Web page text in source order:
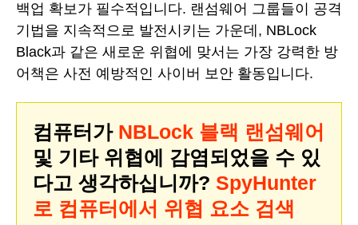
백업 확보가 필수적입니다. 랜섬웨어 그룹들이 공격
기법을 지속적으로 발전시키는 가운데, NBLock
Black과 같은 새로운 위협에 맞서는 가장 강력한 방
어책은 사전 예방적인 사이버 보안 활동입니다.
컴퓨터가 NBLock 블랙 랜섬웨어
및 기타 위협에 감염되었을 수 있
다고 생각하십니까? SpyHunter
로 컴퓨터에서 위협 요소 검색